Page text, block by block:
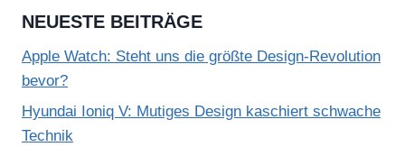
NEUESTE BEITRÄGE
Apple Watch: Steht uns die größte Design-Revolution
bevor?
Hyundai Ioniq V: Mutiges Design kaschiert schwache
Technik